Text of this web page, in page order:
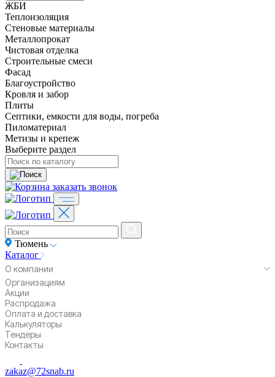
ЖБИ
Теплоизоляция
Стеновые материалы
Металлопрокат
Чистовая отделка
Строительные смеси
Фасад
Благоустройство
Кровля и забор
Плиты
Септики, емкости для воды, погреба
Пиломатериал
Метизы и крепеж
Выберите раздел
заказать звонок
Тюмень
Каталог
О компании
Организациям
Акции
Распродажа
Оплата и доставка
Калькуляторы
Тендеры
Контакты
zakaz@72snab.ru